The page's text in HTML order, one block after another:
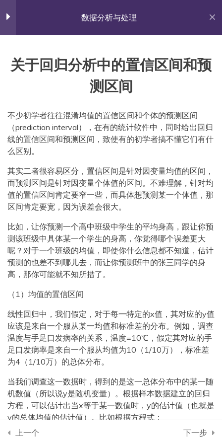
to
佐雍得尝
Share with the World.
首页 All Courses 实践课程
数据分析与处理
表】
第3章 关联方程【回归拟
合】
5
第4章 分布特征【统计概
率】
10
第5章 预测估值【估计检
验】
6
了解什么是预测
什么是参数估计
小贴士：SCI论文如何配色？
MATLAB中的参数估计函数
回归模型的置信区间
关于回归分析中的置信区间和
预测区间
关于回归分析中的置信区间和预
测区间
不少初学者往往混淆均值的置信区间和个体的预测区间
（prediction interval），在有的统计软件中，同时给出回归
线的置信区间和预测区间，致使有的初学者搞不懂它们有什
么区别。
其实二者很容易区分，置信区间是针对因变量均值的区间，
而预测区间是针对因变量个体值的区间。不难理解，针对均
值的置信区间肯定要窄一些，而具体想预测某一个体值，那
区间肯定要宽，因为误差会很大。
比如，让你预测一个高中班级中学生的平均身高，跟让你预
测该班级中具体某一个学生的身高，你觉得哪个误差更大
呢？对于一个班级的均值，即使你什么信息都不知道，估计
预测的也差不到哪儿去，而让你预测班中的张三同学的身
高，那你可能就不知所措了。
（1）均值的置信区间
线性回归中，我们假定，对于每一特定的x值，其对应的y值
应该是来自一个服从某一均值和标准差的分布。例如，调查
温度与手足口发病率的关系，温度=10℃，假定其对应的手
足口发病率是来自一个服从均值为10（1/10万），标准差
为4（1/10万）的总体分布。
当我们调查这一数据时，得到的是这一总体分布中的某一随
机数值（所以说y是随机变量）。根据样本数据建立的回归
方程，可以估计出当x等于某一数值时，y的估计值（也就是
y的总体均值的估计值）。比如根据方程式：
发病率
=-0.011+0.995*
上一个 下一步
Proudly powered by WordPress
|
Theme: Fairy by
Candid Themes.